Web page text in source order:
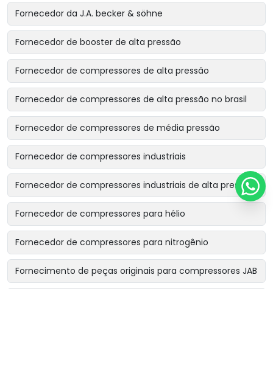
Fornecedor da J.A. becker & söhne
Fornecedor de booster de alta pressão
Fornecedor de compressores de alta pressão
Fornecedor de compressores de alta pressão no brasil
Fornecedor de compressores de média pressão
Fornecedor de compressores industriais
Fornecedor de compressores industriais de alta pressão
Fornecedor de compressores para hélio
Fornecedor de compressores para nitrogênio
Fornecimento de peças originais para compressores JAB